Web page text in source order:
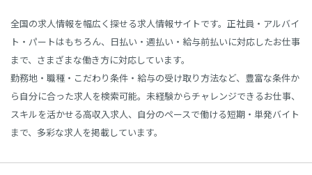
全国の求人情報を幅広く探せる求人情報サイトです。正社員・アルバイ
ト・パートはもちろん、日払い・週払い・給与前払いに対応したお仕事
まで、さまざまな働き方に対応しています。
勤務地・職種・こだわり条件・給与の受け取り方法など、豊富な条件か
ら自分に合った求人を検索可能。未経験からチャレンジできるお仕事、
スキルを活かせる高収入求人、自分のペースで働ける短期・単発バイト
まで、多彩な求人を掲載しています。